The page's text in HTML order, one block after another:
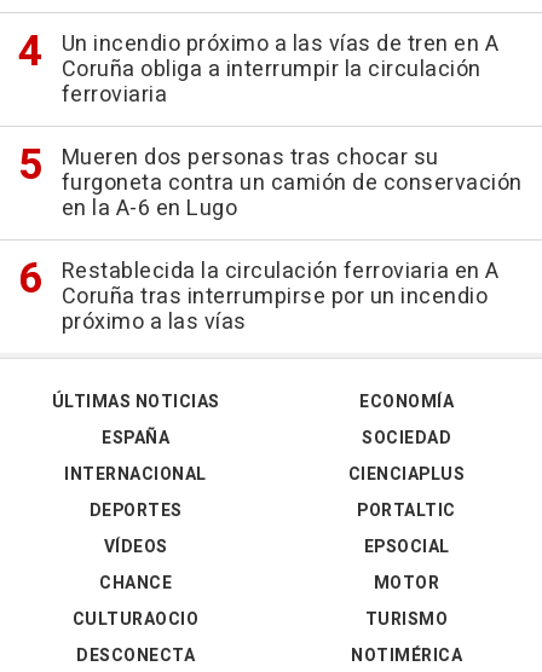
Un incendio próximo a las vías de tren en A
Coruña obliga a interrumpir la circulación
ferroviaria
Mueren dos personas tras chocar su
furgoneta contra un camión de conservación
en la A-6 en Lugo
Restablecida la circulación ferroviaria en A
Coruña tras interrumpirse por un incendio
próximo a las vías
ÚLTIMAS NOTICIAS
ESPAÑA
INTERNACIONAL
DEPORTES
VÍDEOS
ECONOMÍA
SOCIEDAD
CIENCIAPLUS
PORTALTIC
EPSOCIAL
CHANCE
CULTURAOCIO
DESCONECTA
MOTOR
TURISMO
NOTIMÉRICA